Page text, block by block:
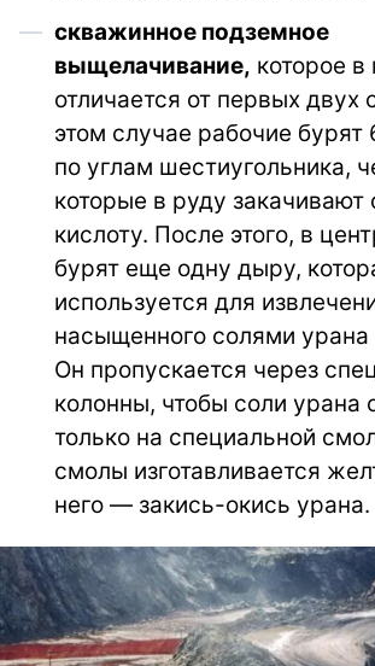
скважинное подземное
выщелачивание, которое в
отличается от первых двух
этом случае рабочие бурят
по углам шестиугольника,
которые в руду
кислоту. После этого, в
бурят еще одну дыру,
используется для
насыщенного солями урана
Он пропускается через
колонны, чтобы соли урана
только на специальной
смолы изготавливается
него — закись-окись урана.